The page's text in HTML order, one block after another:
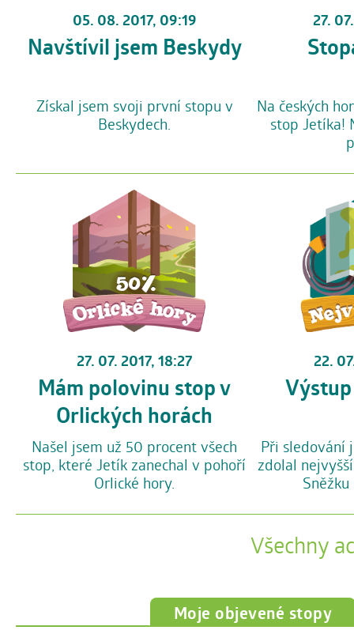
05. 08. 2017, 09:19
Navštívil jsem Beskydy
Získal jsem svoji první stopu v
Beskydech.
27.
Na českých
stop Jetíka!
27. 07. 2017, 18:27
Mám polovinu stop v
Orlických horách
Našel jsem už 50 procent všech
stop, které Jetík zanechal v pohoří
Orlické hory.
22.
Při sledování
zdolal
Všechny
Moje objevené stopy